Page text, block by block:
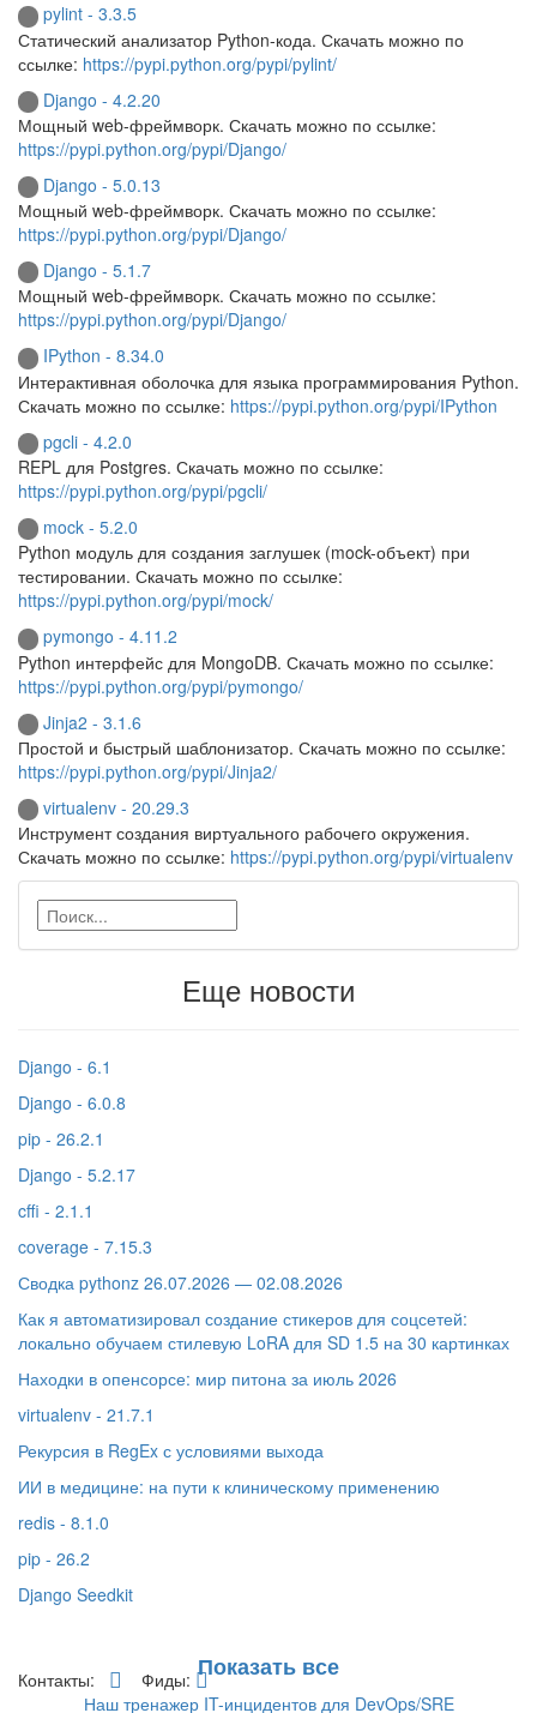
pylint - 3.3.5
Статический анализатор Python-кода. Скачать можно по
ссылке: https://pypi.python.org/pypi/pylint/
Django - 4.2.20
Мощный web-фреймворк. Скачать можно по ссылке:
https://pypi.python.org/pypi/Django/
Django - 5.0.13
Мощный web-фреймворк. Скачать можно по ссылке:
https://pypi.python.org/pypi/Django/
Django - 5.1.7
Мощный web-фреймворк. Скачать можно по ссылке:
https://pypi.python.org/pypi/Django/
IPython - 8.34.0
Интерактивная оболочка для языка программирования Python.
Скачать можно по ссылке: https://pypi.python.org/pypi/IPython
pgcli - 4.2.0
REPL для Postgres. Скачать можно по ссылке:
https://pypi.python.org/pypi/pgcli/
mock - 5.2.0
Python модуль для создания заглушек (mock-объект) при
тестировании. Скачать можно по ссылке:
https://pypi.python.org/pypi/mock/
pymongo - 4.11.2
Python интерфейс для MongoDB. Скачать можно по ссылке:
https://pypi.python.org/pypi/pymongo/
Jinja2 - 3.1.6
Простой и быстрый шаблонизатор. Скачать можно по ссылке:
https://pypi.python.org/pypi/Jinja2/
virtualenv - 20.29.3
Инструмент создания виртуального рабочего окружения.
Скачать можно по ссылке: https://pypi.python.org/pypi/virtualenv
Еще новости
Django - 6.1
Django - 6.0.8
pip - 26.2.1
Django - 5.2.17
cffi - 2.1.1
coverage - 7.15.3
Сводка pythonz 26.07.2026 — 02.08.2026
Как я автоматизировал создание стикеров для соцсетей:
локально обучаем стилевую LoRA для SD 1.5 на 30 картинках
Находки в опенсорсе: мир питона за июль 2026
virtualenv - 21.7.1
Рекурсия в RegEx с условиями выхода
ИИ в медицине: на пути к клиническому применению
redis - 8.1.0
pip - 26.2
Django Seedkit
Показать все
Контакты:
Фиды:
Наш тренажер IT-инцидентов для DevOps/SRE